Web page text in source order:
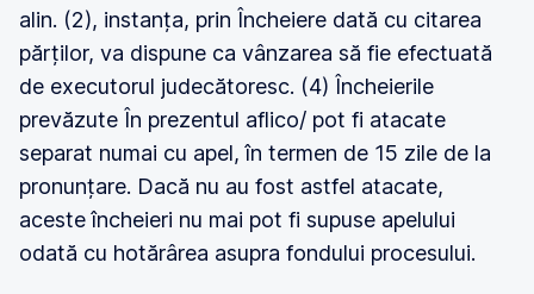
alin. (2), instanța, prin Încheiere dată cu citarea
părților, va dispune ca vânzarea să fie efectuată
de executorul judecătoresc. (4) Încheierile
prevăzute În prezentul aflico/ pot fi atacate
separat numai cu apel, în termen de 15 zile de la
pronunțare. Dacă nu au fost astfel atacate,
aceste încheieri nu mai pot fi supuse apelului
odată cu hotărârea asupra fondului procesului.